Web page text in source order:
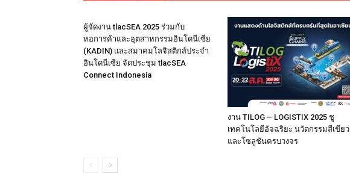
ผู้จัดงาน tlacSEA 2025 ร่วมกับ
หอการค้าและอุตสาหกรรมอินโดนีเซีย
(KADIN) และสมาคมโลจิสติกส์ประจำ
อินโดนีเซีย จัดประชุม tlacSEA
Connect Indonesia
งาน TILOG – LOGISTIX 2025 ชู
เทคโนโลยีอัจฉริยะ นวัตกรรมสีเขียว
และโซลูชันครบวงจร